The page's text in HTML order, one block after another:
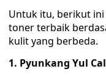
Untuk itu, berikut
toner terbaik
kulit yang berbeda.
1. Pyunkang Yul